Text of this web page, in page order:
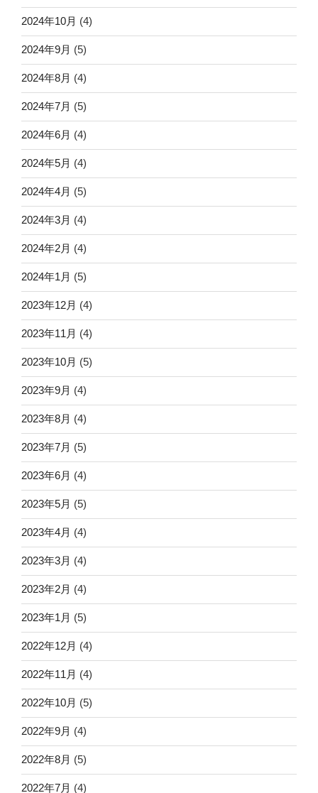
2024年10月 (4)
2024年9月 (5)
2024年8月 (4)
2024年7月 (5)
2024年6月 (4)
2024年5月 (4)
2024年4月 (5)
2024年3月 (4)
2024年2月 (4)
2024年1月 (5)
2023年12月 (4)
2023年11月 (4)
2023年10月 (5)
2023年9月 (4)
2023年8月 (4)
2023年7月 (5)
2023年6月 (4)
2023年5月 (5)
2023年4月 (4)
2023年3月 (4)
2023年2月 (4)
2023年1月 (5)
2022年12月 (4)
2022年11月 (4)
2022年10月 (5)
2022年9月 (4)
2022年8月 (5)
2022年7月 (4)